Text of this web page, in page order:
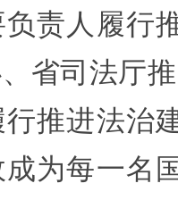
责人履行
省司法厅
推进法治
为每一名